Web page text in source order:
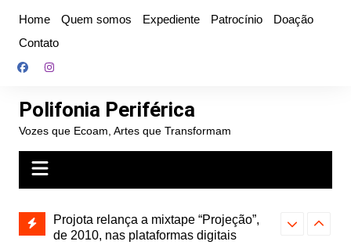
conteúdo
Home Quem somos Expediente Patrocínio
Doação
Contato
Polifonia Periférica
Vozes que Ecoam, Artes que Transformam
de 2010, nas plataformas digitais
Farofa Carioca lança single raro, Vinil
Hitmia: pop